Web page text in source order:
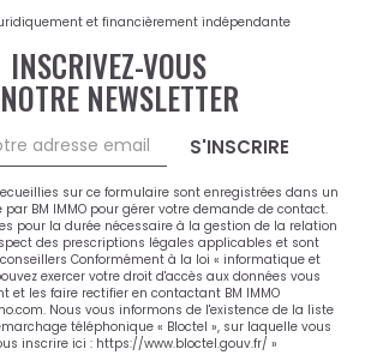
et financièrement indépendante
INSCRIVEZ-VOUS
NEWSLETTER
S'INSCRIRE
sur ce formulaire sont enregistrées dans un
BM IMMO pour gérer votre demande de contact.
pour la durée nécessaire à la gestion de la relation
des prescriptions légales applicables et sont
Conformément à la loi « informatique et
exercer votre droit d'accès aux données vous
et les faire rectifier en contactant BM IMMO
Nous vous informons de l'existence de la liste
téléphonique « Bloctel », sur laquelle vous
inscrire ici : https://www.bloctel.gouv.fr/ »